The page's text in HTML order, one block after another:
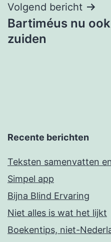
Volgend bericht
Bartiméus nu
zuiden
Recente berichten
Teksten samenvatten
Simpel app
Bijna Blind Ervaring
Niet alles is wat het lijkt
Boekentips, niet-